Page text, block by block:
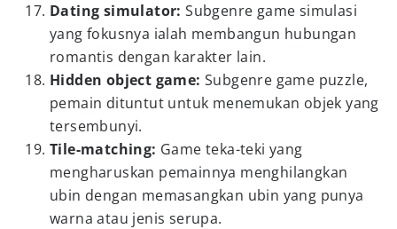
Dating simulator:Subgenre game simulasi
yang fokusnya ialah membangun hubungan
romantis dengan karakter lain.
Hidden object game: Subgenre game puzzle,
pemain dituntut untuk menemukan objek yang
tersembunyi.
Tile-matching: Game teka-teki yang
mengharuskan pemainnya menghilangkan
ubin dengan memasangkan ubin yang punya
warna atau jenis serupa.